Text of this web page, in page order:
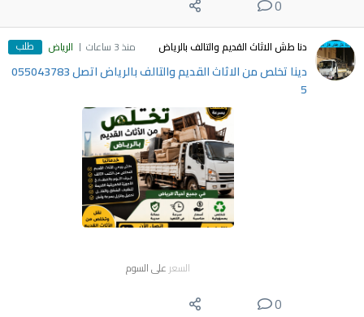
0
دنا طش الاثاث القديم والتالف بالرياض منذ 3 ساعات الرياض طلب
دينا تخلص من الاثاث القديم والتالف بالرياض اتصل 055043783
5
السعر على السوم
0